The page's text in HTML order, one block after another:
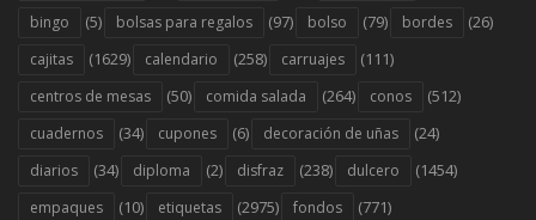
bingo (5) bolsas para regalos (97) bolso (79) bordes (26)
cajitas (1629) calendario (258) carruajes (111)
centros de mesas (50) comida salada (264) conos (512)
cuadernos (34) cupones (6) decoración de uñas (24)
diarios (34) diploma (2) disfraz (238) dulcero (1454)
empaques (10) etiquetas (2975) fondos (771)